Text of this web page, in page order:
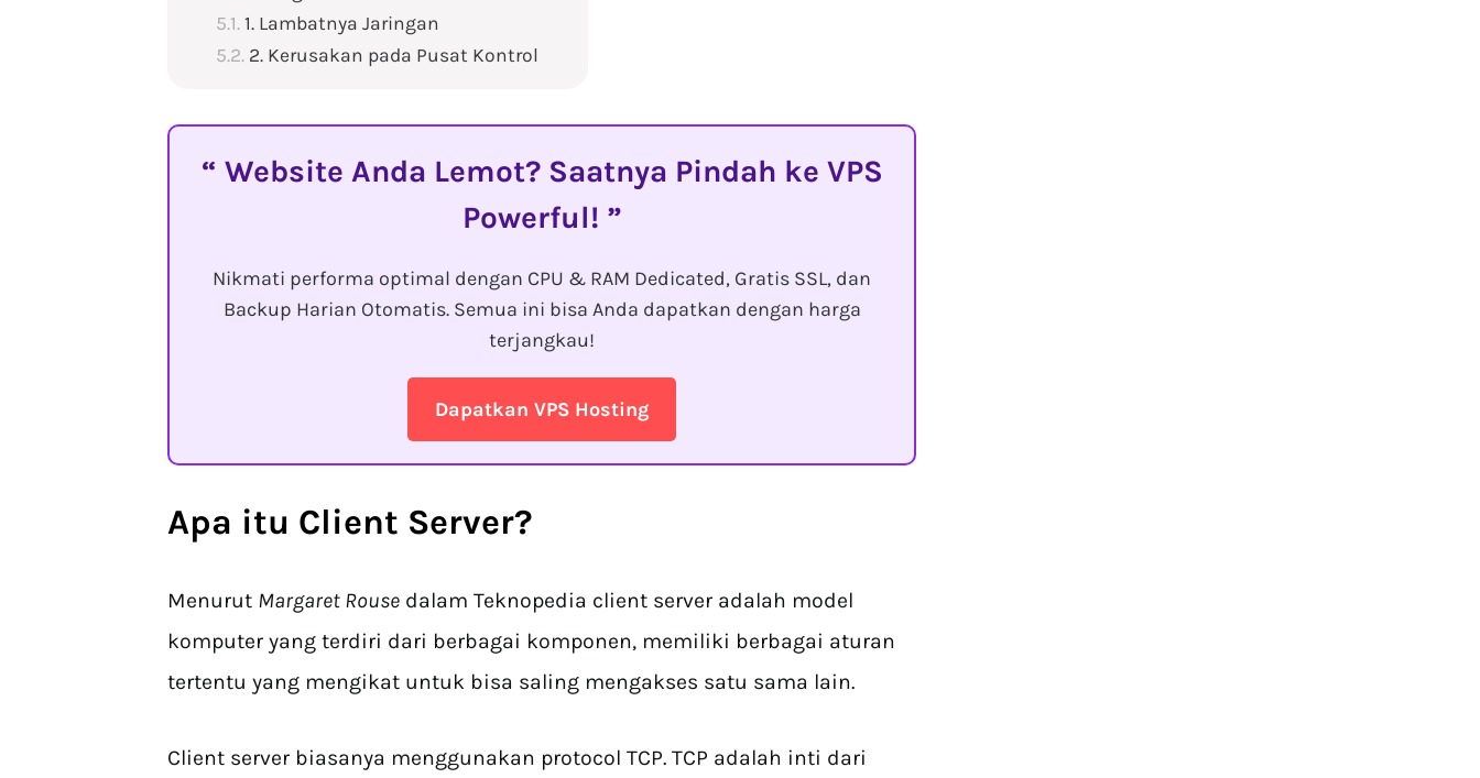
1. Lambatnya Jaringan
2. Kerusakan pada Pusat Kontrol
Website Anda Lemot? Saatnya Pindah ke VPS
Powerful!
Nikmati performa optimal dengan CPU & RAM Dedicated, Gratis SSL, dan
Backup Harian Otomatis. Semua ini bisa Anda dapatkan dengan harga
terjangkau!
Dapatkan VPS Hosting
Apa itu Client Server?
Menurut Margaret Rouse dalam Teknopedia client server adalah model
komputer yang terdiri dari berbagai komponen, memiliki berbagai aturan
tertentu yang mengikat untuk bisa saling mengakses satu sama lain.
Client server biasanya menggunakan protocol TCP. TCP adalah inti dari